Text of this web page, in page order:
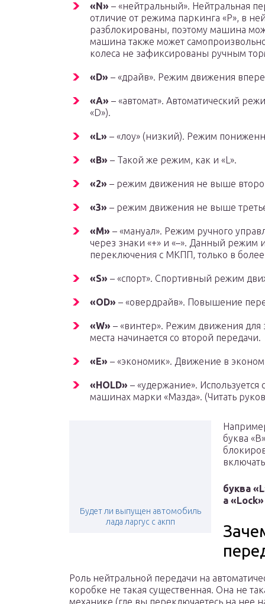
«N» – «нейтральный». Нейтральная
отличие от режима паркинга «P», в
разблокированы, поэтому машина
машина также может
колеса не зафиксированы ручным
«D» – «драйв». Режим движения
«A» – «автомат». Автоматический
«D»).
«L» – «лоу» (низкий). Режим
«B» – Такой же режим, как и «L».
«2» – режим движения не выше
«3» – режим движения не выше
«M» – «мануал». Режим ручного
через знаки «+» и «–». Данный
переключения с МКПП, только в
«S» – «спорт». Спортивный режим
«OD» – «овердрайв». Повышение
«W» – «винтер». Режим движения для
места начинается со второй передачи.
«E» – «экономик». Движение в
«HOLD» – «удержание». Используется
машинах марки «Мазда». (Читать
Будет ли выпущен автомобиль
лада ларгус с акпп
буква
буква
а «Lock»
Роль нейтральной передачи на
коробке не такая существенная. Она не
механике (где вы переключаетесь на нее